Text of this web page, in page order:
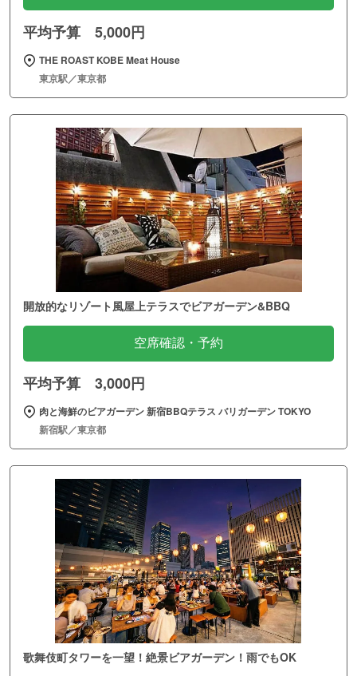
平均予算 5,000円
THE ROAST KOBE Meat House
東京駅／東京都
開放的なリゾート風屋上テラスでビアガーデン&BBQ
空席確認・予約
平均予算 3,000円
肉と海鮮のビアガーデン 新宿BBQテラス バリガーデン TOKYO
新宿駅／東京都
歌舞伎町タワーを一望！絶景ビアガーデン！雨でもOK